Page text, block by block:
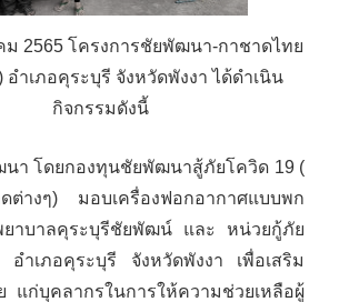
2565 โครงการชัยพัฒนา-กาชาดไทย
อำเภอคุระบุรี จังหวัดพังงา ได้ดำเนิน
กิจกรรมดังนี้
า โดยกองทุนชัยพัฒนาสู้ภัยโควิด 19 (
ดต่างๆ) มอบเครื่องฟอกอากาศแบบพก
าบาลคุระบุรีชัยพัฒน์ และ หน่วยกู้ภัย
อำเภอคุระบุรี จังหวัดพังงา เพื่อเสริม
แก่บุคลากรในการให้ความช่วยเหลือผู้